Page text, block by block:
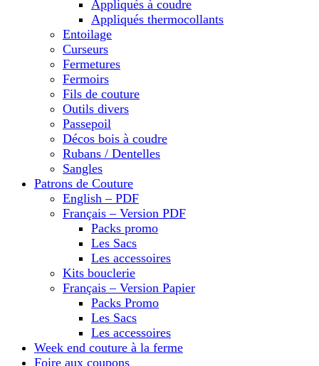
Appliqués à coudre
Appliqués thermocollants
Entoilage
Curseurs
Fermetures
Fermoirs
Fils de couture
Outils divers
Passepoil
Décos bois à coudre
Rubans / Dentelles
Sangles
Patrons de Couture
English – PDF
Français – Version PDF
Packs promo
Les Sacs
Les accessoires
Kits bouclerie
Français – Version Papier
Packs Promo
Les Sacs
Les accessoires
Week end couture à la ferme
Foire aux coupons